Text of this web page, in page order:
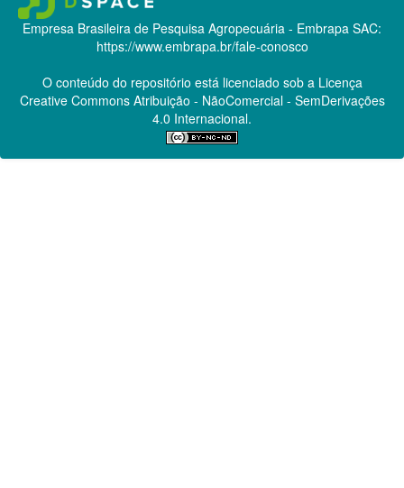
Empresa Brasileira de Pesquisa Agropecuária - Embrapa SAC:
https://www.embrapa.br/fale-conosco
O conteúdo do repositório está licenciado sob a Licença
Creative CommonsAtribuição - NãoComercial - SemDerivações
4.0 Internacional.